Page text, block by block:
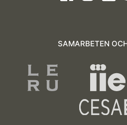
SAMARBETEN